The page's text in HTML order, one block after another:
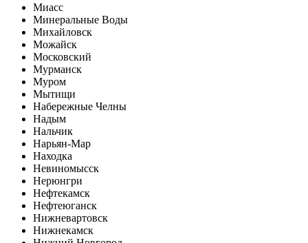
Миасс
Минеральные Воды
Михайловск
Можайск
Московский
Мурманск
Муром
Мытищи
Набережные Челны
Надым
Нальчик
Нарьян-Мар
Находка
Невиномысск
Нерюнгри
Нефтекамск
Нефтеюганск
Нижневартовск
Нижнекамск